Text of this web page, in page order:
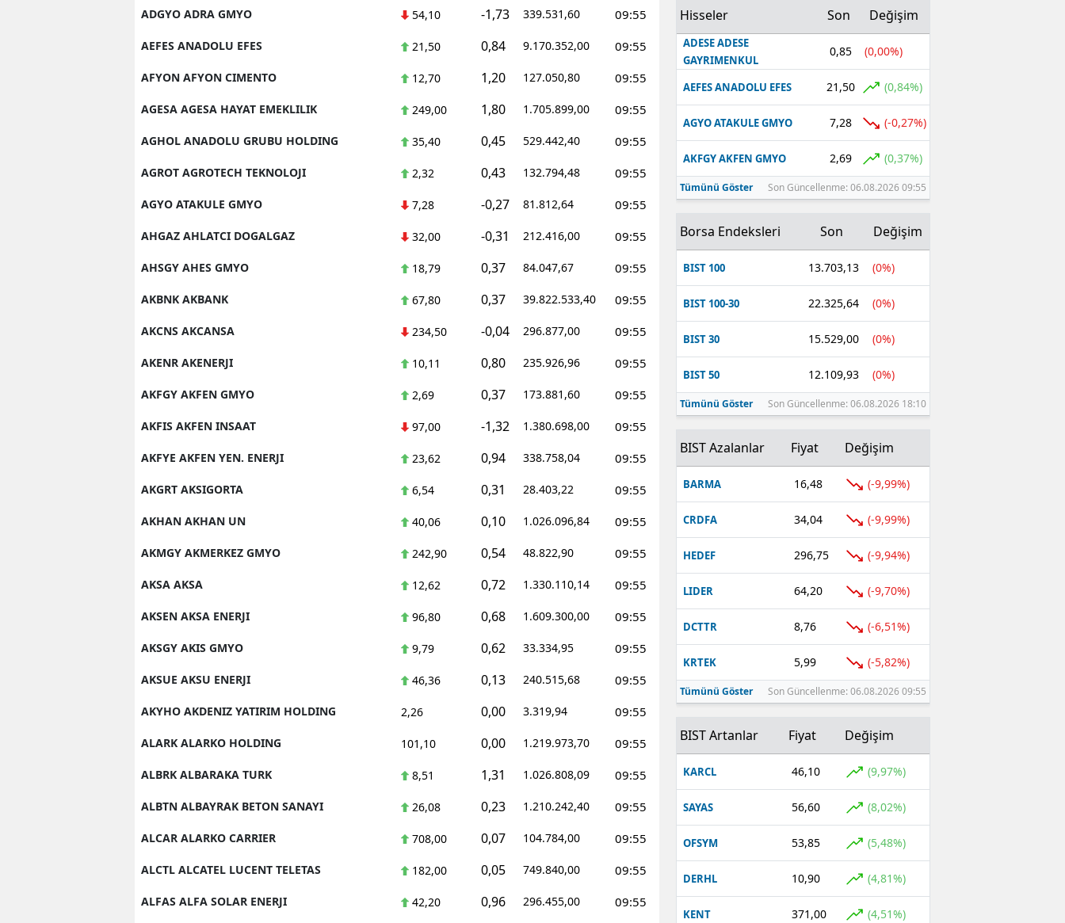
ADGYO ADRA GMYO 54,10 -1,73 339.531,60 09:55
AEFES ANADOLU EFES 21,50 0,84 9.170.352,00 09:55
AFYON AFYON CIMENTO 12,70 1,20 127.050,80 09:55
AGESA AGESA HAYAT EMEKLILIK 249,00 1,80 1.705.899,00 09:55
AGHOL ANADOLU GRUBU HOLDING 35,40 0,45 529.442,40 09:55
AGROT AGROTECH TEKNOLOJI 2,32 0,43 132.794,48 09:55
AGYO ATAKULE GMYO 7,28 -0,27 81.812,64 09:55
AHGAZ AHLATCI DOGALGAZ 32,00 -0,31 212.416,00 09:55
AHSGY AHES GMYO 18,79 0,37 84.047,67 09:55
AKBNK AKBANK 67,80 0,37 39.822.533,40 09:55
AKCNS AKCANSA 234,50 -0,04 296.877,00 09:55
AKENR AKENERJI 10,11 0,80 235.926,96 09:55
AKFGY AKFEN GMYO 2,69 0,37 173.881,60 09:55
AKFIS AKFEN INSAAT 97,00 -1,32 1.380.698,00 09:55
AKFYE AKFEN YEN. ENERJI 23,62 0,94 338.758,04 09:55
AKGRT AKSIGORTA 6,54 0,31 28.403,22 09:55
AKHAN AKHAN UN 40,06 0,10 1.026.096,84 09:55
AKMGY AKMERKEZ GMYO 242,90 0,54 48.822,90 09:55
AKSA AKSA 12,62 0,72 1.330.110,14 09:55
AKSEN AKSA ENERJI 96,80 0,68 1.609.300,00 09:55
AKSGY AKIS GMYO 9,79 0,62 33.334,95 09:55
AKSUE AKSU ENERJI 46,36 0,13 240.515,68 09:55
AKYHO AKDENIZ YATIRIM HOLDING 2,26 0,00 3.319,94 09:55
ALARK ALARKO HOLDING 101,10 0,00 1.219.973,70 09:55
ALBRK ALBARAKA TURK 8,51 1,31 1.026.808,09 09:55
ALBTN ALBAYRAK BETON SANAYI 26,08 0,23 1.210.242,40 09:55
ALCAR ALARKO CARRIER 708,00 0,07 104.784,00 09:55
ALCTL ALCATEL LUCENT TELETAS 182,00 0,05 749.840,00 09:55
ALFAS ALFA SOLAR ENERJI 42,20 0,96 296.455,00 09:55
Hisseler Son Değişim
ADESE ADESE
GAYRIMENKUL
0,85 (0,00%)
AEFES ANADOLU EFES 21,50 (0,84%)
AGYO ATAKULE GMYO 7,28 (-0,27%)
AKFGY AKFEN GMYO 2,69 (0,37%)
Tümünü Göster Son Güncellenme: 06.08.2026 09:55
Borsa Endeksleri Son Değişim
BIST 100 13.703,13 (0%)
BIST 100-30 22.325,64 (0%)
BIST 30 15.529,00 (0%)
BIST 50 12.109,93 (0%)
Tümünü Göster Son Güncellenme: 06.08.2026 18:10
BIST Azalanlar Fiyat Değişim
BARMA 16,48 (-9,99%)
CRDFA 34,04 (-9,99%)
HEDEF 296,75 (-9,94%)
LIDER 64,20 (-9,70%)
DCTTR 8,76 (-6,51%)
KRTEK 5,99 (-5,82%)
Tümünü Göster Son Güncellenme: 06.08.2026 09:55
BIST Artanlar Fiyat Değişim
KARCL 46,10 (9,97%)
SAYAS 56,60 (8,02%)
OFSYM 53,85 (5,48%)
DERHL 10,90 (4,81%)
KENT 371,00 (4,51%)